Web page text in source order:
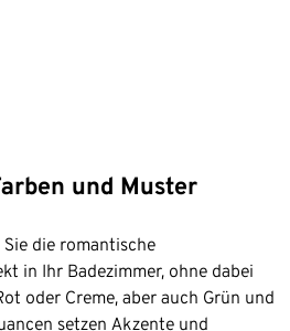
und Muster
die romantische
in Ihr Badezimmer, ohne dabei
oder Creme, aber auch Grün und
setzen Akzente und